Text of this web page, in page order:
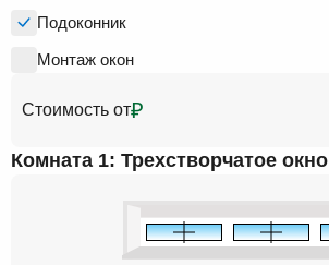
Подоконник
Монтаж окон
Стоимость от₽
Комната 1: Трехстворчатое окно